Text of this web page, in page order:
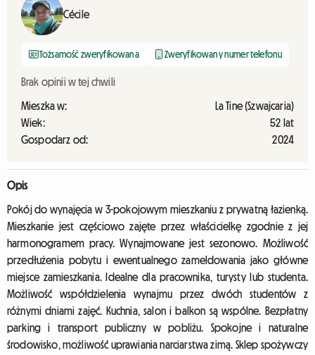
Cécile
Tożsamość zweryfikowana Zweryfikowany numer telefonu
Brak opinii w tej chwili
Mieszka w:
La Tine (Szwajcaria)
Wiek:
52 lat
Gospodarz od:
2024
Opis
Pokój do wynajęcia w 3-pokojowym mieszkaniu z prywatną łazienką.
Mieszkanie jest częściowo zajęte przez właścicielkę zgodnie z jej
harmonogramem pracy. Wynajmowane jest sezonowo. Możliwość
przedłużenia pobytu i ewentualnego zameldowania jako główne
miejsce zamieszkania. Idealne dla pracownika, turysty lub studenta.
Możliwość współdzielenia wynajmu przez dwóch studentów z
różnymi dniami zajęć. Kuchnia, salon i balkon są wspólne. Bezpłatny
parking i transport publiczny w pobliżu. Spokojne i naturalne
środowisko, możliwość uprawiania narciarstwa zimą. Sklep spożywczy